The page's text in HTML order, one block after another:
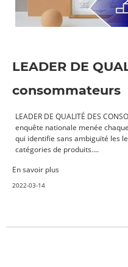
LEADER DE
consommateurs
LEADER DE QUALITÉ DES
enquête nationale menée
qui identifie sans ambiguïté les
catégories de produits....
En savoir plus
2022-03-14